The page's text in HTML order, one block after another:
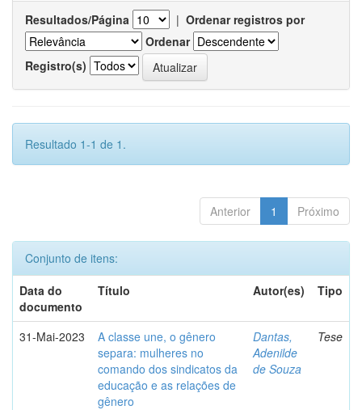
Resultados/Página | Ordenar registros por
Ordenar
Registro(s)
Resultado 1-1 de 1.
Anterior 1 Próximo
Conjunto de itens:
Data do
documento
Título Autor(es) Tipo
31-Mai-2023
A classe une, o gênero
separa: mulheres no
comando dos sindicatos da
educação e as relações de
gênero
Dantas,
Adenilde
de Souza
Tese